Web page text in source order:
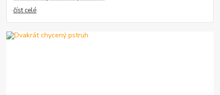
číst celé